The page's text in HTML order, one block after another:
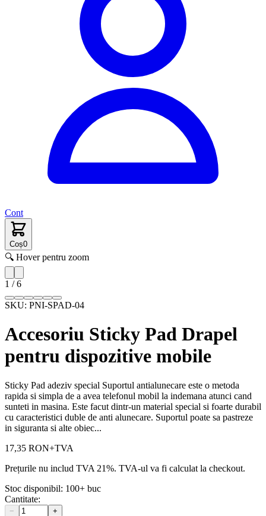
Cont
Coș0
🔍 Hover pentru zoom
1 /6
SKU: PNI-SPAD-04
Accesoriu Sticky Pad Drapel
pentru dispozitive mobile
Sticky Pad adeziv special Suportul antialunecare este o metoda
rapida si simpla de a avea telefonul mobil la indemana atunci cand
sunteti in masina. Este facut dintr-un material special si foarte durabil
cu caracteristici duble de anti alunecare. Suportul poate sa pastreze
in siguranta si alte obiec...
17,35 RON+TVA
Prețurile nu includ TVA 21%. TVA-ul va fi calculat la checkout.
Stoc disponibil: 100+ buc
Cantitate:
−
+